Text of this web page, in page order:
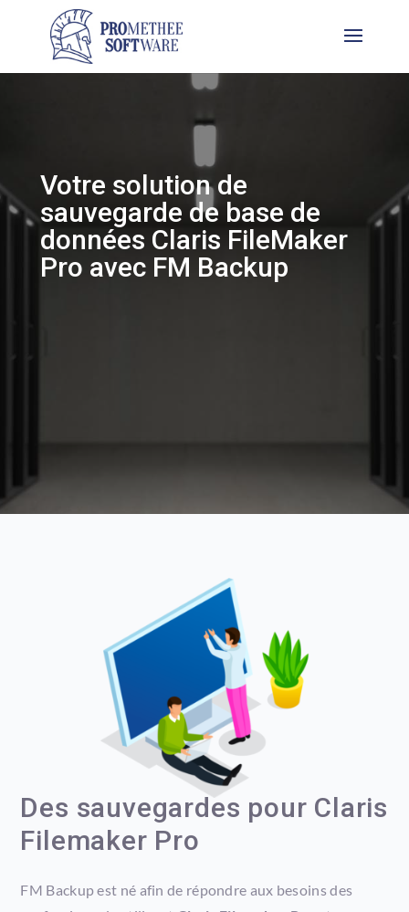
Votre solution de
sauvegarde de base de
données Claris FileMaker
Pro avec FM Backup
Des sauvegardes pour Claris
Filemaker Pro
FM Backup est né afin de répondre aux besoins des